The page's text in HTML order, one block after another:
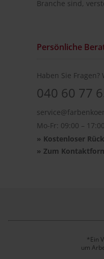
Branche sind,
Persönliche
Haben Sie
040 60 77
Mo-Fr: 09:00 –
» Kostenloser
» Zum
*Ein
um